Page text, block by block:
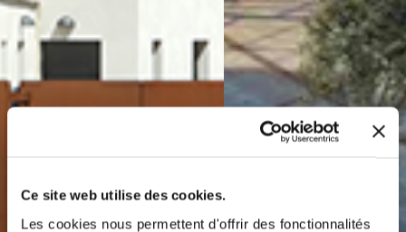
Ce site web utilise des cookies.
Les cookies nous permettent d'offrir des fonctionnalités